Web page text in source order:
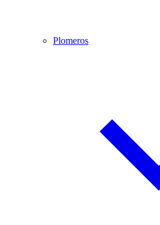
Plomeros